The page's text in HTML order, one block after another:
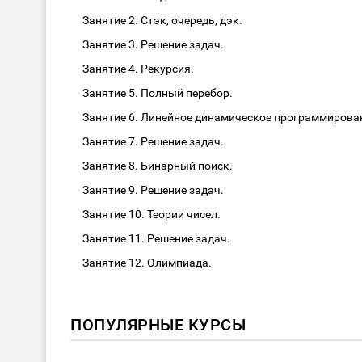
Занятие 2. Стэк, очередь, дэк.
Занятие 3. Решение задач.
Занятие 4. Рекурсия.
Занятие 5. Полный перебор.
Занятие 6. Линейное динамическое
Занятие 7. Решение задач.
Занятие 8. Бинарный поиск.
Занятие 9. Решение задач.
Занятие 10. Теории чисел.
Занятие 11. Решение задач.
Занятие 12. Олимпиада.
ПОПУЛЯРНЫЕ КУРСЫ